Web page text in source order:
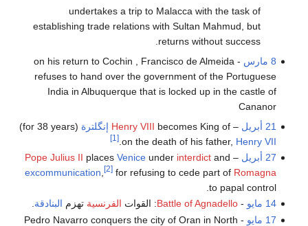
undertakes a trip to Malacca with the task of
establishing trade relations with Sultan Mahmud, but
returns without success.
8 مارس
- on his return to Cochin , Francisco de Almeida
refuses to hand over the government of the Portuguese
India in Albuquerque that is locked up in the castle of
Cananor
21 أبريل
–
Henry VIII becomes King of إنگلترة
(for 38 years)
on the death of his father, Henry VII
.
[1]
27 أبريل –
Pope Julius II places Veniceunder interdictand
excommunication
[2]for refusing to cede part of Romagna
to papal control.
14 مايو
-
Battle of Agnadello: القوات الفرنسية تهزم البنادقة.
17 مايو
- Pedro Navarro conquers the city of Oran in North